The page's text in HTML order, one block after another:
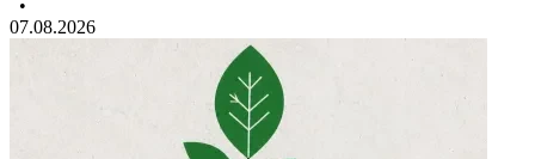
•
07.08.2026